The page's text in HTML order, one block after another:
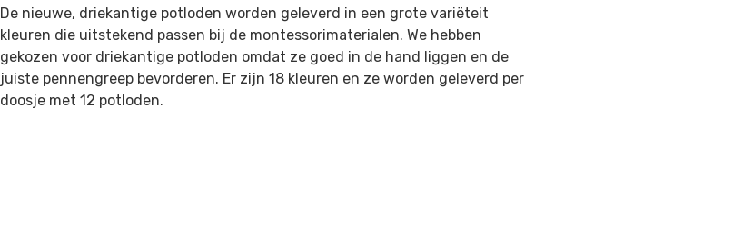
De nieuwe, driekantige potloden worden geleverd in een grote variëteit
kleuren die uitstekend passen bij de montessorimaterialen. We hebben
gekozen voor driekantige potloden omdat ze goed in de hand liggen en de
juiste pennengreep bevorderen. Er zijn 18 kleuren en ze worden geleverd per
doosje met 12 potloden.